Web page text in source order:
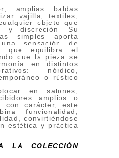
amplias baldas
vajilla, textiles,
objeto que
y discreción. Su
simples aporta
sensación de
que equilibra el
que la pieza se
en distintos
nórdico,
o rústico
en salones,
amplios o
con carácter, este
funcionalidad,
convirtiéndose
estética y práctica
LA COLECCIÓN